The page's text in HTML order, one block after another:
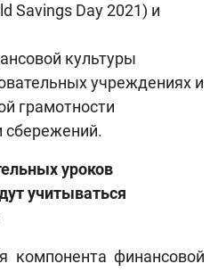
Savings Day 2021) и
культуры
учреждениях и
грамотности
сбережений.
уроков
учитываться
компонента финансовой